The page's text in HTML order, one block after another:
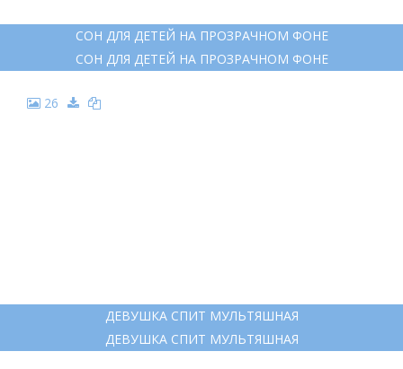
СОН ДЛЯ ДЕТЕЙ НА ПРОЗРАЧНОМ ФОНЕ
СОН ДЛЯ ДЕТЕЙ НА ПРОЗРАЧНОМ ФОНЕ
26
ДЕВУШКА СПИТ МУЛЬТЯШНАЯ
ДЕВУШКА СПИТ МУЛЬТЯШНАЯ